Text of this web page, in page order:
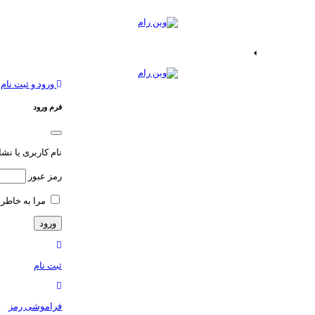
ورود و ثبت نام
فرم ورود
نام کاربری یا
رمز عبور
مرا به خاطر
ثبت نام
فراموشی رمز